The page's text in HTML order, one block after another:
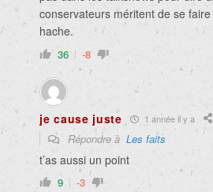
conservateurs méritent de se
hache.
36 -8
je cause juste 1 année il y a
Répondre à Les faits
t’as aussi un point
9 -3